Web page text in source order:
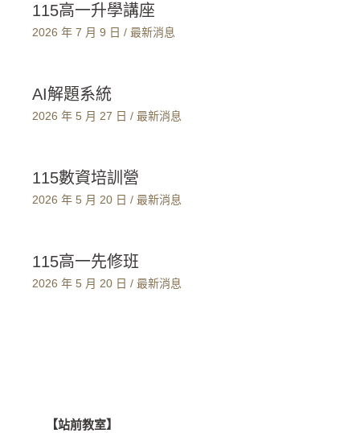
115高一升學講座
2026 年 7 月 9 日 / 最新消息
AI解題系統
2026 年 5 月 27 日 / 最新消息
115數資培訓營
2026 年 5 月 20 日 / 最新消息
115高一先修班
2026 年 5 月 20 日 / 最新消息
【站前教室】